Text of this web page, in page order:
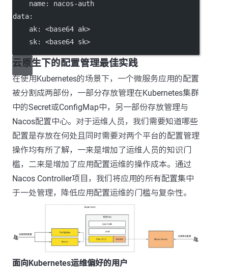
name: nacos-auth
data:
ak: <base64 ak>
sk: <base64 sk>
云原生下的配置管理最佳实践
在使用Kubernetes的场景下，一个微服务应用的配置
被分割成两部份，一部分存放管理在Kubernetes集群
中的Secret或ConfigMap中，另一部份存放管理与
Nacos配置中心。对于运维人员，我们需要知道哪些
配置是存放在何处且同时需要对两个平台的配置管理
操作均有所了解，一来是增加了运维人员的知识门
槛，二来是增加了应用配置运维的操作成本。通过
Nacos Controller项目，我们将应用的所有配置集中
于一处管理，降低应用配置运维的门槛与复杂性。
面向Kubernetes运维偏好的用户